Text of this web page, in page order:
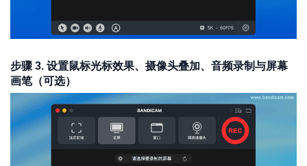
步骤 3. 设置鼠标光标效果、摄像头叠加、音频录制与屏幕
画笔（可选）